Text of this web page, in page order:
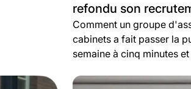
refondu son
Comment un groupe
cabinets a fait passer la
semaine à cinq minutes